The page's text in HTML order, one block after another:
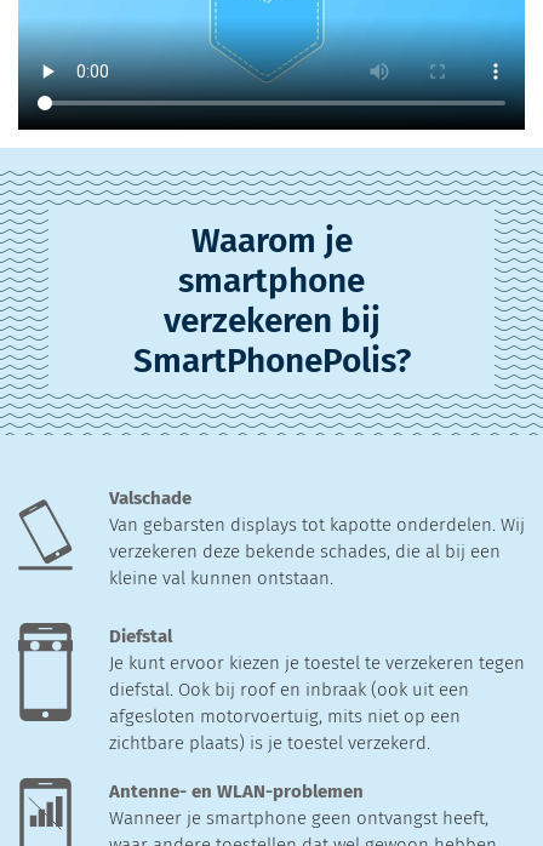
Waarom je
smartphone
verzekeren bij
SmartPhonePolis?
Valschade
Van gebarsten displays tot kapotte onderdelen. Wij
verzekeren deze bekende schades, die al bij een
kleine val kunnen ontstaan.
Diefstal
Je kunt ervoor kiezen je toestel te verzekeren tegen
diefstal. Ook bij roof en inbraak (ook uit een
afgesloten motorvoertuig, mits niet op een
zichtbare plaats) is je toestel verzekerd.
Antenne- en WLAN-problemen
Wanneer je smartphone geen ontvangst heeft,